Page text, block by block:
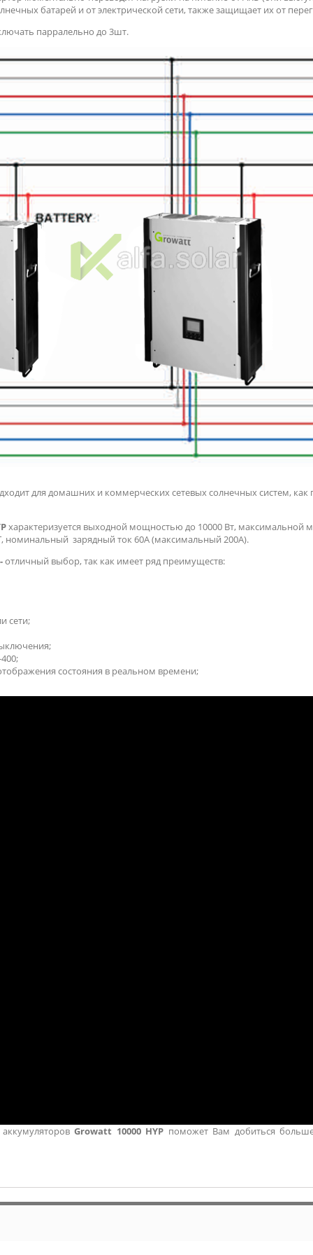
батарей и от электрической сети, также защищает их от
парралельно до 3шт.
для домашних и коммерческих сетевых солнечных систем, как
характеризуется выходной мощностью до 10000 Вт,
номинальный зарядный ток 60А (максимальный 200А).
отличный выбор, так как имеет ряд преимуществ:
сети;
состояния в реальном времени;
Growatt 10000 HYP поможет Вам добиться